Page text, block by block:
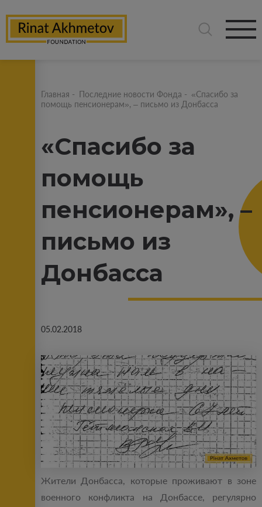
Главная - Последние новости Фонда - «Спасибо за
помощь пенсионерам», – письмо из Донбасса
«Спасибо за
помощь
пенсионерам», –
письмо из
Донбасса
05.02.2018
Жители Донбасса, которые проживают в зоне
военного конфликта на Донбассе, регулярно